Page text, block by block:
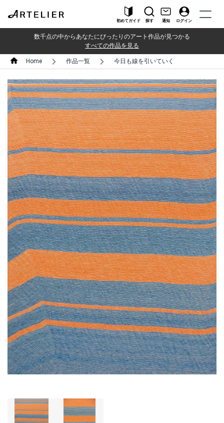
初めてガイド 探す 通知 ログイン
数千点の中からあなたにぴったりのアート作品が見つかる
すべての作品を見る
Home 作品一覧 今日も線を引いていく